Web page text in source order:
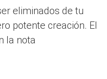
eliminados de tu
potente creación. El
la nota